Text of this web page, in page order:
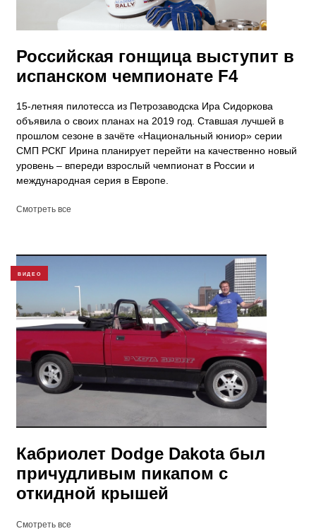
Российская гонщица выступит в
испанском чемпионате F4
15-летняя пилотесса из Петрозаводска Ира Сидоркова
объявила о своих планах на 2019 год. Ставшая лучшей в
прошлом сезоне в зачёте «Национальный юниор» серии
СМП РСКГ Ирина планирует перейти на качественно новый
уровень – впереди взрослый чемпионат в России и
международная серия в Европе.
Смотреть все
ВИДЕО
Кабриолет Dodge Dakota был
причудливым пикапом с
откидной крышей
Смотреть все